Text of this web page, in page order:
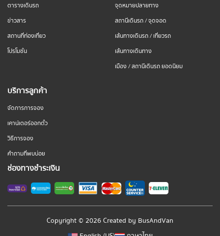
ตารางเดินรถ
ข่าวสาร
สถานที่ท่องเที่ยว
โปรโมชั่น
จุดหมายปลายทาง
สถานีเดินรถ / จุดจอด
เส้นทางเดินรถ / เที่ยวรถ
เส้นทางเดินทาง
เมือง / สถานีเดินรถ ยอดนิยม
บริการลูกค้า
จัดการการจอง
เคาน์เตอร์ออกตั๋ว
วิธีการจอง
คำถามที่พบบ่อย
ช่องทางชำระเงิน
Copyright © 2026 Created by BusAndVan